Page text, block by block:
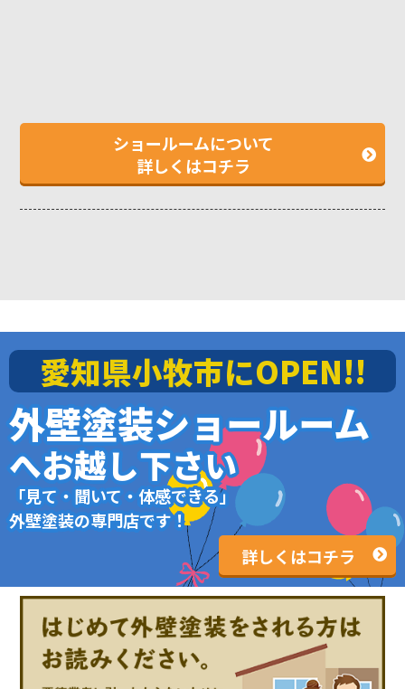
ショールームについて
詳しくはコチラ
愛知県小牧市にOPEN!!
外壁塗装ショールーム
へお越し下さい
「見て・聞いて・体感できる」
外壁塗装の専門店です！
詳しくはコチラ